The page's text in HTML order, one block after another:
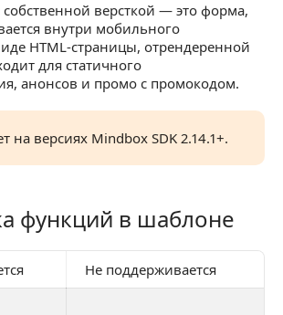
формы
шрифты
версткой — это форма,
внутри мобильного
HTML-страницы, отрендеренной
для статичного
анонсов и промо с промокодом.
на версиях Mindbox SDK 2.14.1+.
в шаблоне
функций в шаблоне
Не поддерживается